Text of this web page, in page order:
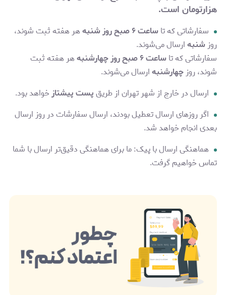
هزارتوماناست.
سفارشاتی که تاساعت ۶ صبح روز شنبه
هر هفته ثبت شوند،
روز شنبهارسال می‌شوند.
سفارشاتی که تاساعت ۶ صبح روز چهارشنبه
هر هفته ثبت
شوند، روز چهارشنبهارسال می‌شوند.
ارسال در خارج از شهر تهران از طریقپست پیشتازخواهد بود.
اگر روزهای ارسال تعطیل بودند، ارسال سفارشات در روز ارسال
بعدی انجام خواهد شد.
هماهنگی ارسال با پیک: ما برای هماهنگی دقیق‌تر ارسال با شما
تماس خواهیم گرفت.